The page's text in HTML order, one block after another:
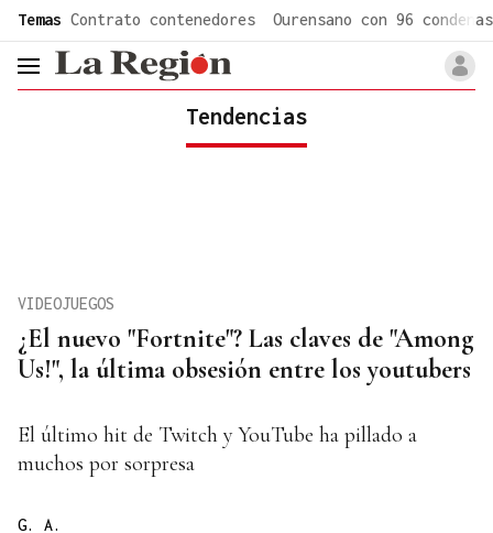
Temas Contrato contenedores Ourensano con 96 condenas
header.menu.open
Tendencias
¿El nuevo "Fortnite"? Las claves de "Among
Us!", la última obsesión entre los youtubers
VIDEOJUEGOS
El último hit de Twitch y YouTube ha pillado a
muchos por sorpresa
G. A.